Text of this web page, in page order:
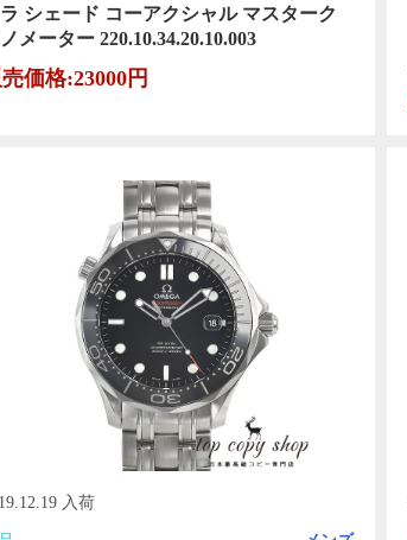
シェード コーアクシャル マスターク
メーター 220.10.34.20.10.003
価格:23000円
入荷